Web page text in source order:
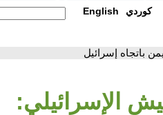
English كوردي
باتجاه إسرائيل
الإسرائيلي: